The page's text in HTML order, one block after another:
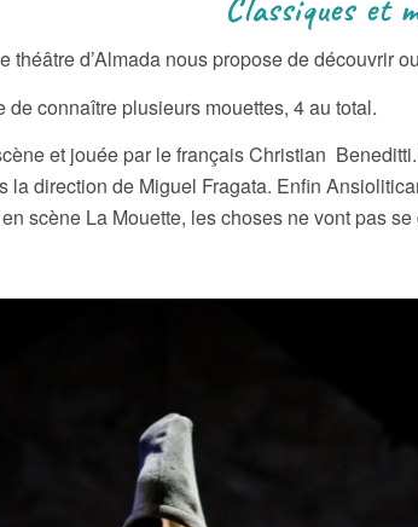
modernes,
théâtre d’Almada nous propose de découvrir
connaître plusieurs mouettes, 4 au total.
et jouée par le français Christian
la direction de Miguel Fragata. Enfin
scène La Mouette, les choses ne vont pas